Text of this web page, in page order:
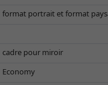
format portrait et format
cadre pour miroir
Economy